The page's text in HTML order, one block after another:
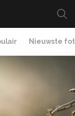
Nieuwste